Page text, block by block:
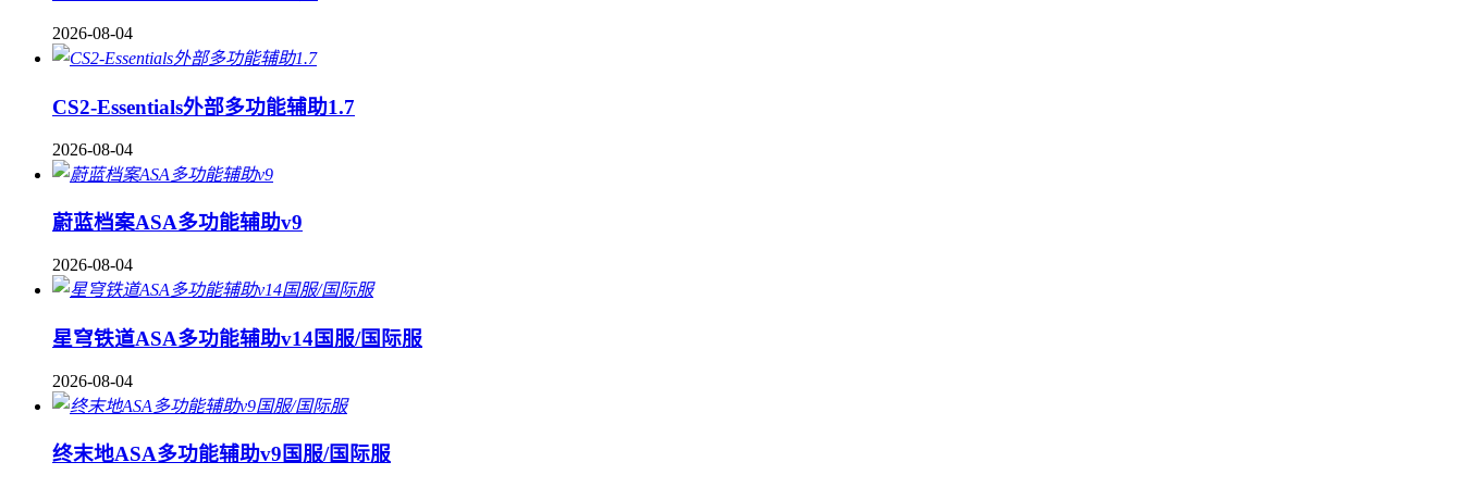
2026-08-04
CS2-Essentials外部多功能辅助1.7
2026-08-04
蔚蓝档案ASA多功能辅助v9
2026-08-04
星穹铁道ASA多功能辅助v14国服/国际服
2026-08-04
终末地ASA多功能辅助v9国服/国际服